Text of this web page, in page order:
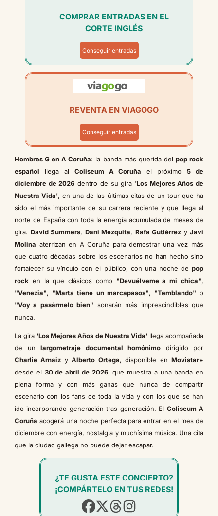
COMPRAR ENTRADAS EN EL
CORTE INGLÉS
Conseguir entradas
REVENTA EN VIAGOGO
Conseguir entradas
Hombres G en A Coruña: la banda más querida del pop rock
español llega al Coliseum A Coruña el próximo5 de
diciembre de 2026 dentro de su gira 'Los Mejores Años de
Nuestra Vida', en una de las últimas citas de un tour que ha
sido el más importante de su carrera reciente y que llega al
norte de España con toda la energía acumulada de meses de
gira. David Summers, Dani Mezquita, Rafa Gutiérrez y Javi
Molina aterrizan en A Coruña para demostrar una vez más
que cuatro décadas sobre los escenarios no han hecho sino
fortalecer su vínculo con el público, con una noche de pop
rock en la que clásicos como "Devuélveme a mi chica",
"Venezia", "Marta tiene un marcapasos", "Temblando" o
"Voy a pasármelo bien" sonarán más imprescindibles que
nunca.
La gira 'Los Mejores Años de Nuestra Vida' llega acompañada
de un largometraje documental homónimo dirigido por
Charlie Arnaiz yAlberto Ortega, disponible enMovistar+
desde el 30 de abril de 2026, que muestra a una banda en
plena forma y con más ganas que nunca de compartir
escenario con los fans de toda la vida y con los que se han
ido incorporando generación tras generación. El Coliseum A
Coruña acogerá una noche perfecta para entrar en el mes de
diciembre con energía, nostalgia y muchísima música. Una cita
que la ciudad gallega no puede dejar escapar.
¿TE GUSTA ESTE CONCIERTO?
¡COMPÁRTELO EN TUS REDES!